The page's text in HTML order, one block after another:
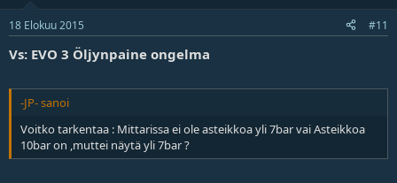
18 Elokuu 2015 #11
Vs: EVO 3 Öljynpaine ongelma
-JP- sanoi
Voitko tarkentaa : Mittarissa ei ole asteikkoa yli 7bar vai Asteikkoa
10bar on ,muttei näytä yli 7bar ?